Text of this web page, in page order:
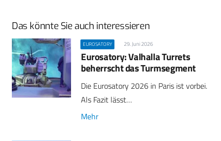
Das könnte Sie auch interessieren
EUROSATORY 29. Juni 2026
Eurosatory: Valhalla Turrets
beherrscht das Turmsegment
Die Eurosatory 2026 in Paris ist vorbei.
Als Fazit lässt…
Mehr